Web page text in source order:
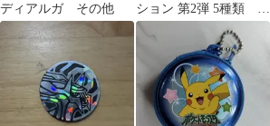
ディアルガ その他
ション 第2弾 5種類 被
りなし ①